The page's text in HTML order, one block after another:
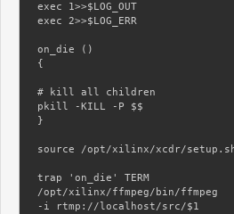
exec 1>>$LOG_OUT
exec 2>>$LOG_ERR
on_die ()
{
# kill all children
pkill -KILL -P $$
}
source /opt/xilinx/xcdr/
trap 'on_die' TERM
/opt/xilinx/ffmpeg/bin/ffmpeg
-i rtmp://localhost/src/$1